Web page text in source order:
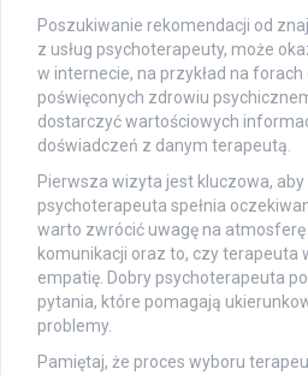
Poszukiwanie rekomendacji od
z usług psychoterapeuty, może
w internecie, na przykład na
poświęconych zdrowiu
dostarczyć wartościowych
doświadczeń z danym terapeutą.
Pierwsza wizyta jest kluczowa, aby
psychoterapeuta spełnia
warto zwrócić uwagę na
komunikacji oraz to, czy terapeuta
empatię. Dobry psychoterapeuta
pytania, które pomagają
problemy.
Pamiętaj, że proces wyboru